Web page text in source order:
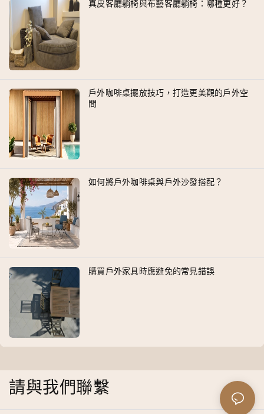
真皮客廳躺椅與布藝客廳躺椅：哪種更好？
戶外咖啡桌擺放技巧，打造更美觀的戶外空
間
如何將戶外咖啡桌與戶外沙發搭配？
購買戶外家具時應避免的常見錯誤
請與我們聯繫